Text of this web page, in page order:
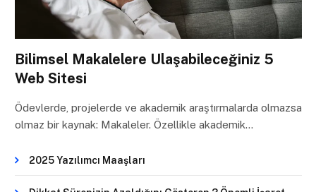
Bilimsel Makalelere Ulaşabileceğiniz 5
Web Sitesi
Ödevlerde, projelerde ve akademik araştırmalarda olmazsa
olmaz bir kaynak: Makaleler. Özellikle akademik…
2025 Yazılımcı Maaşları